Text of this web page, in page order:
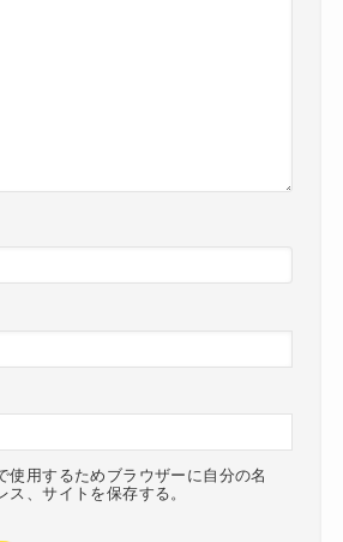
使用するためブラウザーに自分の名
ス、サイトを保存する。